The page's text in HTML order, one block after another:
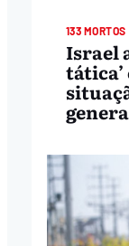
133 MORTOS
Israel
tática’